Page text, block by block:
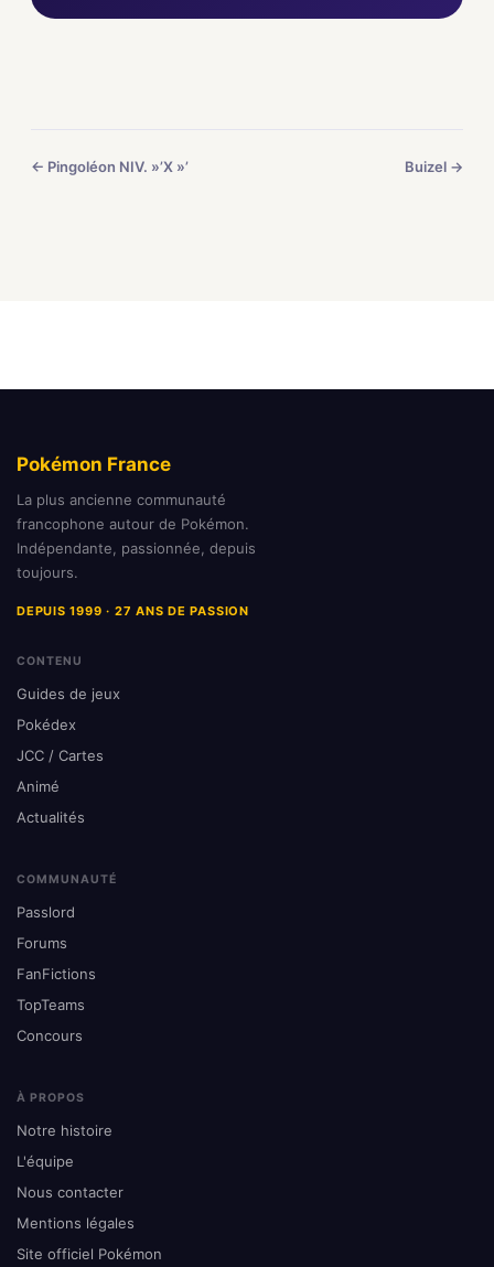
← Pingoléon NIV. »’X »’ Buizel →
Pokémon France
La plus ancienne communauté
francophone autour de Pokémon.
Indépendante, passionnée, depuis
toujours.
DEPUIS 1999 · 27 ANS DE PASSION
CONTENU
Guides de jeux
Pokédex
JCC / Cartes
Animé
Actualités
COMMUNAUTÉ
Passlord
Forums
FanFictions
TopTeams
Concours
À PROPOS
Notre histoire
L'équipe
Nous contacter
Mentions légales
Site officiel Pokémon